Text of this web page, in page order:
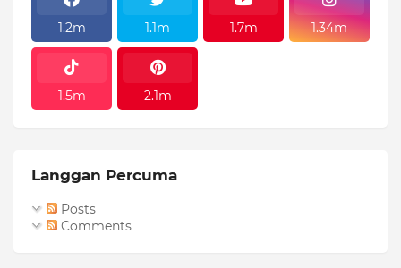
1.2m 1.1m 1.7m 1.34m
1.5m 2.1m
Langgan Percuma
Posts
Comments